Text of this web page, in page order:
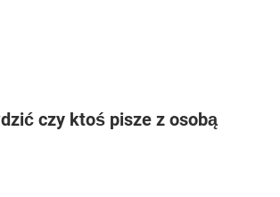
czy ktoś pisze z osobą